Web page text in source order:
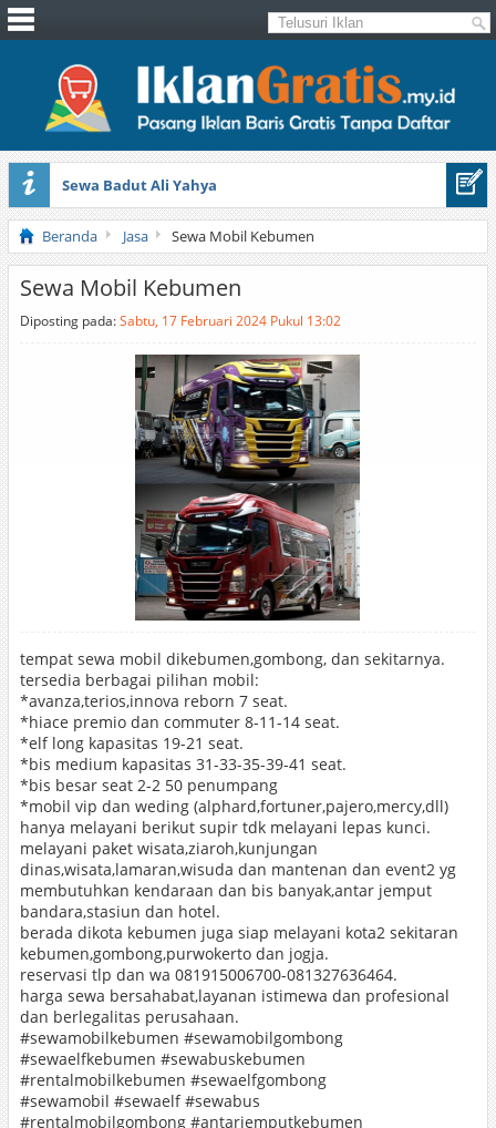
Sewa Badut Ali Yahya
Honda Brio 1.3 E AT CBU 2012 Putih
Beranda Jasa Sewa Mobil Kebumen
Sewa Mobil Kebumen
Diposting pada:Sabtu, 17 Februari 2024 Pukul 13:02
tempat sewa mobil dikebumen,gombong, dan sekitarnya.
tersedia berbagai pilihan mobil:
*avanza,terios,innova reborn 7 seat.
*hiace premio dan commuter 8-11-14 seat.
*elf long kapasitas 19-21 seat.
*bis medium kapasitas 31-33-35-39-41 seat.
*bis besar seat 2-2 50 penumpang
*mobil vip dan weding (alphard,fortuner,pajero,mercy,dll)
hanya melayani berikut supir tdk melayani lepas kunci.
melayani paket wisata,ziaroh,kunjungan
dinas,wisata,lamaran,wisuda dan mantenan dan event2 yg
membutuhkan kendaraan dan bis banyak,antar jemput
bandara,stasiun dan hotel.
berada dikota kebumen juga siap melayani kota2 sekitaran
kebumen,gombong,purwokerto dan jogja.
reservasi tlp dan wa 081915006700-081327636464.
harga sewa bersahabat,layanan istimewa dan profesional
dan berlegalitas perusahaan.
#sewamobilkebumen #sewamobilgombong
#sewaelfkebumen #sewabuskebumen
#rentalmobilkebumen #sewaelfgombong
#sewamobil #sewaelf #sewabus
#rentalmobilgombong #antarjemputkebumen